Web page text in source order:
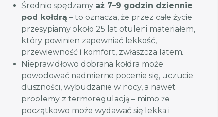
Średnio spędzamy aż 7–9 godzin dziennie
pod kołdrą – to oznacza, że przez całe życie
przesypiamy około 25 lat otuleni materiałem,
który powinien zapewniać lekkość,
przewiewność i komfort, zwłaszcza latem.
Nieprawidłowo dobrana kołdra może
powodować nadmierne pocenie się, uczucie
duszności, wybudzanie w nocy, a nawet
problemy z termoregulacją – mimo że
początkowo może wydawać się lekka i